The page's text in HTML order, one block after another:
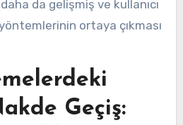
da gelişmiş ve kullanıcı
ortaya çıkması
Geçiş: